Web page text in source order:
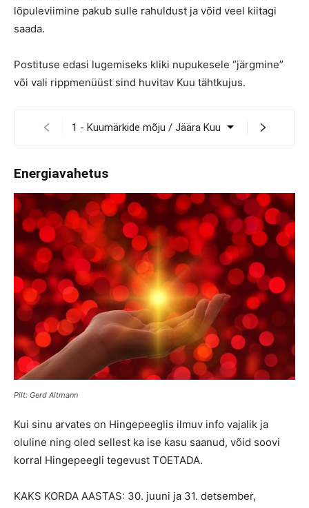
lõpuleviimine pakub sulle rahuldust ja võid veel kiitagi
saada.
Postituse edasi lugemiseks kliki nupukesele “järgmine”
või vali rippmenüüst sind huvitav Kuu tähtkujus.
Energiavahetus
Pilt: Gerd Altmann
Kui sinu arvates on Hingepeeglis ilmuv info vajalik ja
oluline ning oled sellest ka ise kasu saanud, võid soovi
korral Hingepeegli tegevust TOETADA.
KAKS KORDA AASTAS: 30. juuni ja 31. detsember,